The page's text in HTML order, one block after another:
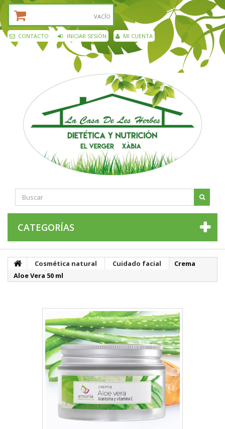
VACÍO
CONTACTO INICIAR SESIÓN MI CUENTA
CATEGORÍAS
Cosmética natural Cuidado facial
Crema
Aloe Vera 50 ml